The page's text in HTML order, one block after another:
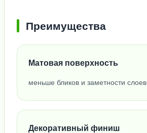
Преимущества
Матовая поверхность
меньше бликов и заметности слоев
Декоративный финиш